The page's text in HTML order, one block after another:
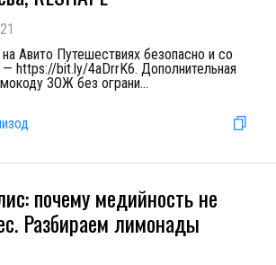
Авито Путешествиях безопасно и со
https://bit.ly/4aDrrK6. Дополнительная
ЗОЖ без ограни...
почему медийность не
Разбираем лимонады